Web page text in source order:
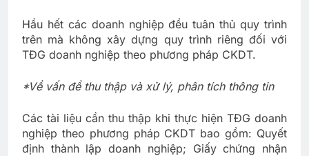
Hầu hết các doanh nghiệp đều tuân thủ quy trình
trên mà không xây dựng quy trình riêng đối với
TĐG doanh nghiệp theo phương pháp CKDT.
*Về vấn đề thu thập và xử lý, phân tích thông tin
Các tài liệu cần thu thập khi thực hiện TĐG doanh
nghiệp theo phương pháp CKDT bao gồm: Quyết
định thành lập doanh nghiệp; Giấy chứng nhận